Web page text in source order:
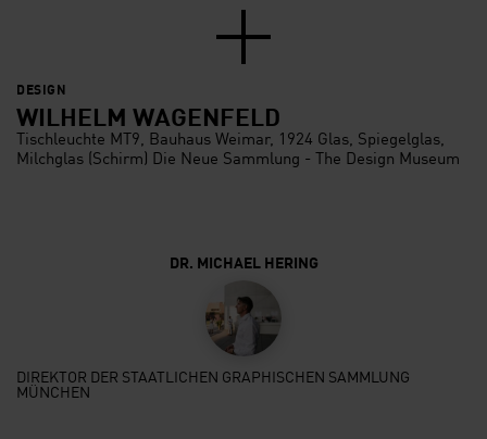
DESIGN
WILHELM WAGENFELD
Tischleuchte MT9, Bauhaus Weimar, 1924 Glas, Spiegelglas,
Milchglas (Schirm) Die Neue Sammlung - The Design Museum
DR. MICHAEL HERING
DIREKTOR DER STAATLICHEN GRAPHISCHEN SAMMLUNG
MÜNCHEN